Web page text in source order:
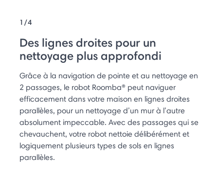
1/4
Des lignes droites pour un
nettoyage plus approfondi
Grâce à la navigation de pointe et au nettoyage en
2 passages, le robot Roomba® peut naviguer
efficacement dans votre maison en lignes droites
parallèles, pour un nettoyage d’un mur à l’autre
absolument impeccable. Avec des passages qui se
chevauchent, votre robot nettoie délibérément et
logiquement plusieurs types de sols en lignes
parallèles.